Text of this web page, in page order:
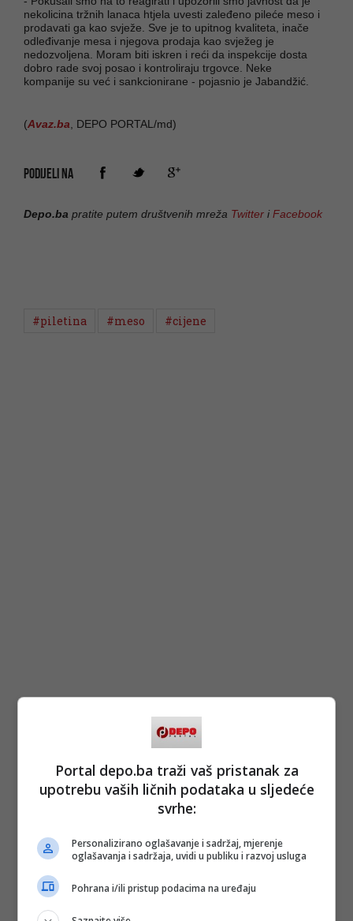
nekolicina tržnih lanaca htjela uvesti zaleđeno pileće meso i
prodavati ga kao svježe. Sve je to upitnog kvaliteta, inače
odleđivanje mesa i njegova prodaja kao svježeg je
nedozvoljena. Moram biti iskren i reći da inspekcije dosta
dobro rade svoj posao i kontroliraju trgovce. Neke
kompanije su već i sankcionirane - pojasnio je Jabandžić.
(Avaz.ba , DEPO PORTAL/md)
PODIJELI NA
Depo.ba pratite putem društvenih mreža Twitter iFacebook
#piletina #meso #cijene
Portal depo.ba traži vaš pristanak za
upotrebu vaših ličnih podataka u sljedeće
svrhe:
Personalizirano oglašavanje i sadržaj, mjerenje
oglašavanja i sadržaja, uvidi u publiku i razvoj usluga
Pohrana i/ili pristup podacima na uređaju